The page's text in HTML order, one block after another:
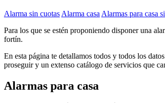
Alarma sin cuotas Alarma casa Alarmas para casa
Para los que se estén proponiendo disponer una
fortín.
En esta página te detallamos todos y todos los
proseguir y un extenso catálogo de servicios que
Alarmas para casa